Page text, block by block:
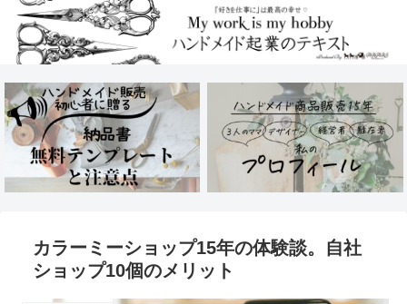
カラーミーショップ15年の体験談。自社
ショップ10個のメリット